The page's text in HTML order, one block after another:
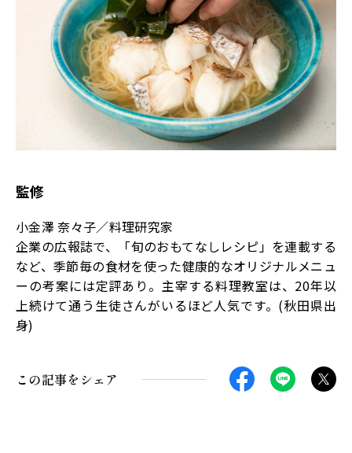
監修
小金澤 奈々子／料理研究家
企業の広報誌で、「旬のおもてなしレシピ」を連載する
など、季節毎の食材を使った健康的なオリジナルメニュ
ーの考案には定評あり。主宰する料理教室は、20年以
上続けて通う生徒さんがいるほど人気です。(秋田県出
身)
この記事をシェア